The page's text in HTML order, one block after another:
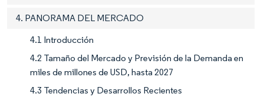
4. PANORAMA DEL MERCADO
4.1 Introducción
4.2 Tamaño del Mercado y Previsión de la Demanda en
miles de millones de USD, hasta 2027
4.3 Tendencias y Desarrollos Recientes